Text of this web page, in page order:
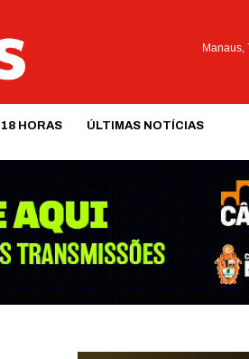
Manaus,
18 HORAS ÚLTIMAS NOTÍCIAS